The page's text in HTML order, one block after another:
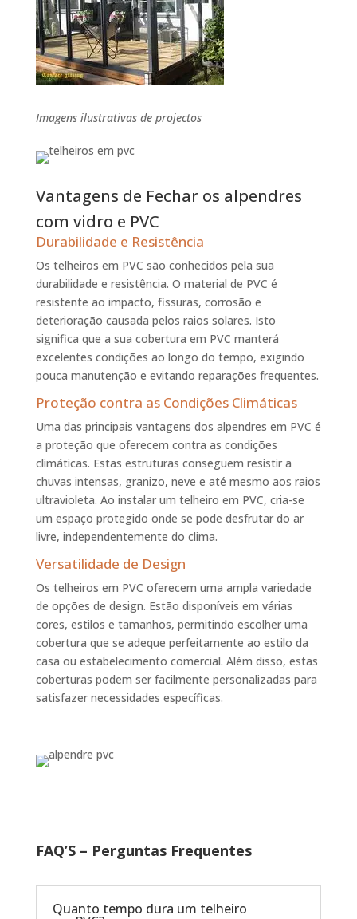
Imagens ilustrativas de projectos
Vantagens de Fechar os alpendres
com vidro e PVC
Durabilidade e Resistência
Os telheiros em PVC são conhecidos pela sua
durabilidade e resistência. O material de PVC é
resistente ao impacto, fissuras, corrosão e
deterioração causada pelos raios solares. Isto
significa que a sua cobertura em PVC manterá
excelentes condições ao longo do tempo, exigindo
pouca manutenção e evitando reparações frequentes.
Proteção contra as Condições Climáticas
Uma das principais vantagens dos alpendres em PVC é
a proteção que oferecem contra as condições
climáticas. Estas estruturas conseguem resistir a
chuvas intensas, granizo, neve e até mesmo aos raios
ultravioleta. Ao instalar um telheiro em PVC, cria-se
um espaço protegido onde se pode desfrutar do ar
livre, independentemente do clima.
Versatilidade de Design
Os telheiros em PVC oferecem uma ampla variedade
de opções de design. Estão disponíveis em várias
cores, estilos e tamanhos, permitindo escolher uma
cobertura que se adeque perfeitamente ao estilo da
casa ou estabelecimento comercial. Além disso, estas
coberturas podem ser facilmente personalizadas para
satisfazer necessidades específicas.
FAQ’S – Perguntas Frequentes
Quanto tempo dura um telheiro